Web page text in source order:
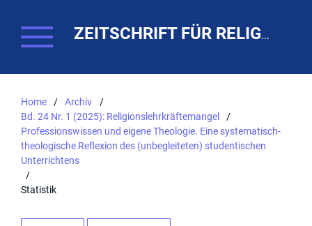
ZEITSCHRIFT FÜR RELIGIONSPÄDAGOGIK. THEO-WEB
Home / Archiv
/
Bd. 24 Nr. 1 (2025): Religionslehrkräftemangel
/
Professionswissen und eigene Theologie. Eine systematisch-
theologische Reflexion des (unbegleiteten) studentischen
Unterrichtens
/
Statistik